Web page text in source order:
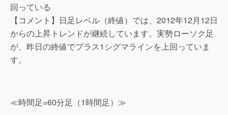
回っている
【コメント】日足レベル（終値）では、2012年12月12日
からの上昇トレンドが継続しています。実勢ローソク足
が、昨日の終値でプラス1シグマラインを上回っていま
す。
≪時間足=60分足（1時間足）≫